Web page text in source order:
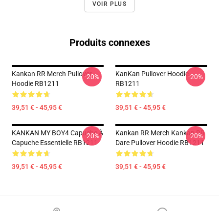
VOIR PLUS
Produits connexes
Kankan RR Merch Pullover
Hoodie RB1211
39,51 € - 45,95 €
-20%
KanKan Pullover Hoodie
RB1211
39,51 € - 45,95 €
-20%
KANKAN MY BOY4 Capuche À
Capuche Essentielle RB1211
39,51 € - 45,95 €
-20%
Kankan RR Merch Kankan RR
Dare Pullover Hoodie RB1211
39,51 € - 45,95 €
-20%